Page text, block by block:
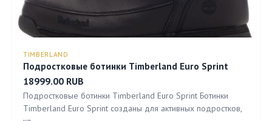
TIMBERLAND
Подростковые ботинки Timberland Euro Sprint
18999.00 RUB
Подростковые ботинки Timberland Euro Sprint Ботинки
Timberland Euro Sprint созданы для активных подростков,